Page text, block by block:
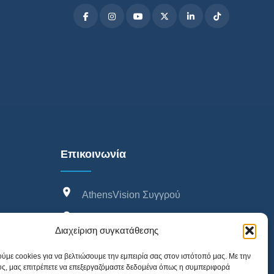
Διαχείριση συγκατάθεσης
cookies για να βελτιώσουμε την εμπειρία σας στον ιστότοπό μας. Με την
μας επιτρέπετε να επεξεργαζόμαστε δεδομένα όπως η συμπεριφορά
Επικοινωνία
AthensVision Συγγρού
210 95 95 215